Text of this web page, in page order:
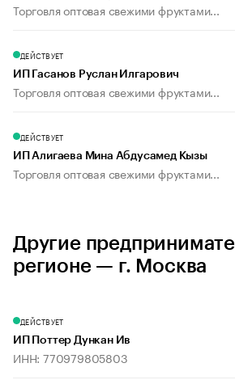
Торговля оптовая свежими фруктами...
ДЕЙСТВУЕТ
ИП Гасанов Руслан Илгарович
Торговля оптовая свежими фруктами...
ДЕЙСТВУЕТ
ИП Алигаева Мина Абдусамед Кызы
Торговля оптовая свежими фруктами...
Другие
регионе — г. Москва
ДЕЙСТВУЕТ
ИП Поттер Дункан Ив
ИНН: 770979805803